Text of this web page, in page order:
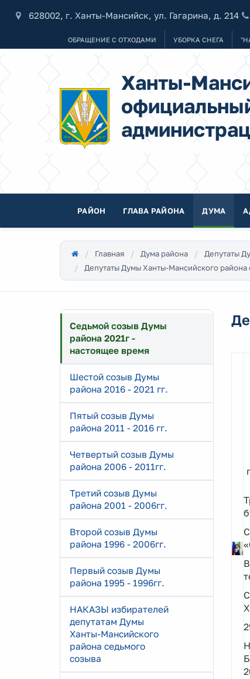
628002, г. Ханты-Мансийск, ул. Гагарина, д. 214
ОБРАЩЕНИЕ С ОТХОДАМИ УБОРКА СНЕГА
Ханты-
РАЙОН ГЛАВА РАЙОНА ДУМА
Главная Дума района
Депутаты
Депутаты Думы Ханты-Мансийского района
Седьмой созыв Думы
района 2021г -
настоящее время
Шестой созыв Думы
района 2016 - 2021 гг.
Пятый созыв Думы
района 2011 - 2016 гг.
Четвертый созыв Думы
района 2006 - 2011гг.
Третий созыв Думы
района 2001 - 2006гг.
Второй созыв Думы
района 1996 - 2006гг.
Первый созыв Думы
района 1995 - 1996гг.
НАКАЗЫ избирателей
депутатам Думы
Ханты-Мансийского
района седьмого
созыва